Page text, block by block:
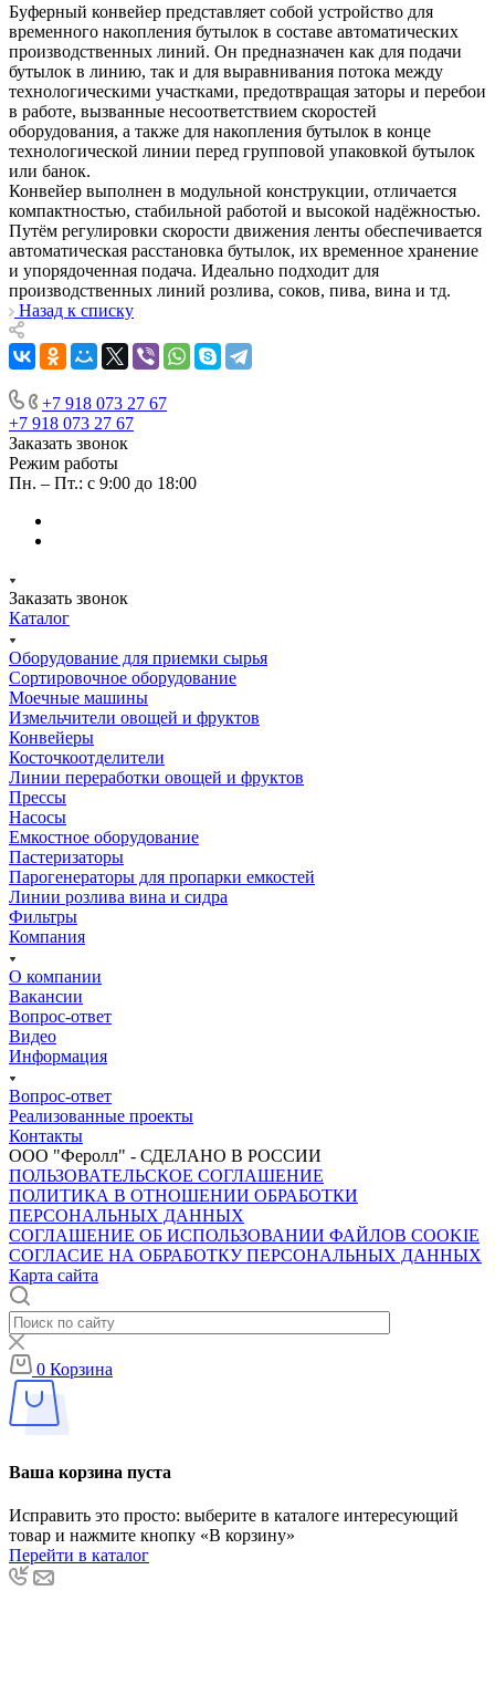
Буферный конвейер представляет собой устройство для
временного накопления бутылок в составе автоматических
производственных линий. Он предназначен как для подачи
бутылок в линию, так и для выравнивания потока между
технологическими участками, предотвращая заторы и перебои
в работе, вызванные несоответствием скоростей
оборудования, а также для накопления бутылок в конце
технологической линии перед групповой упаковкой бутылок
или банок.
Конвейер выполнен в модульной конструкции, отличается
компактностью, стабильной работой и высокой надёжностью.
Путём регулировки скорости движения ленты обеспечивается
автоматическая расстановка бутылок, их временное хранение
и упорядоченная подача. Идеально подходит для
производственных линий розлива, соков, пива, вина и тд.
Назад к списку
+7 918 073 27 67
+7 918 073 27 67
Заказать звонок
Режим работы
Пн. – Пт.: с 9:00 до 18:00
Заказать звонок
Каталог
Оборудование для приемки сырья
Сортировочное оборудование
Моечные машины
Измельчители овощей и фруктов
Конвейеры
Косточкоотделители
Линии переработки овощей и фруктов
Прессы
Насосы
Емкостное оборудование
Пастеризаторы
Парогенераторы для пропарки емкостей
Линии розлива вина и сидра
Фильтры
Компания
О компании
Вакансии
Вопрос-ответ
Видео
Информация
Вопрос-ответ
Реализованные проекты
Контакты
ООО "Феролл" - СДЕЛАНО В РОССИИ
ПОЛЬЗОВАТЕЛЬСКОЕ СОГЛАШЕНИЕ
ПОЛИТИКА В ОТНОШЕНИИ ОБРАБОТКИ
ПЕРСОНАЛЬНЫХ ДАННЫХ
CОГЛАШЕНИЕ ОБ ИСПОЛЬЗОВАНИИ ФАЙЛОВ COOKIE
СОГЛАСИЕ НА ОБРАБОТКУ ПЕРСОНАЛЬНЫХ ДАННЫХ
Карта сайта
0 Корзина
Ваша корзина пуста
Исправить это просто: выберите в каталоге интересующий
товар и нажмите кнопку «В корзину»
Перейти в каталог